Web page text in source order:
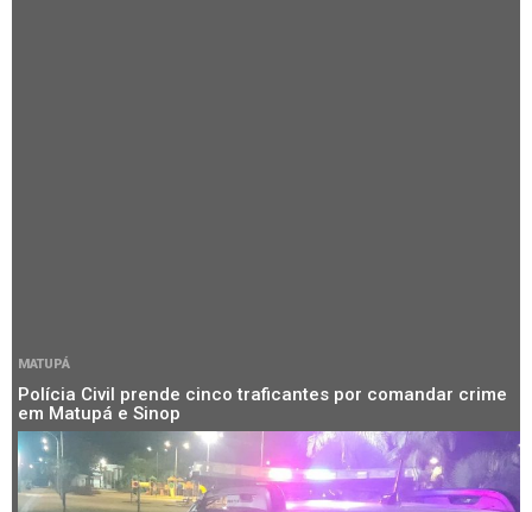
MATUPÁ
Polícia Civil prende cinco traficantes por comandar crime
em Matupá e Sinop